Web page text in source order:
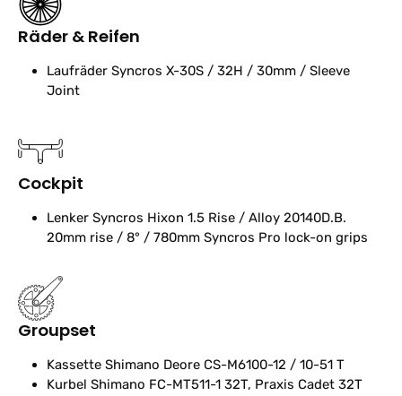
Räder & Reifen
Laufräder Syncros X-30S / 32H / 30mm / Sleeve
Joint
Cockpit
Lenker Syncros Hixon 1.5 Rise / Alloy 20140D.B.
20mm rise / 8° / 780mm Syncros Pro lock-on grips
Groupset
Kassette Shimano Deore CS-M6100-12 / 10-51 T
Kurbel Shimano FC-MT511-1 32T, Praxis Cadet 32T